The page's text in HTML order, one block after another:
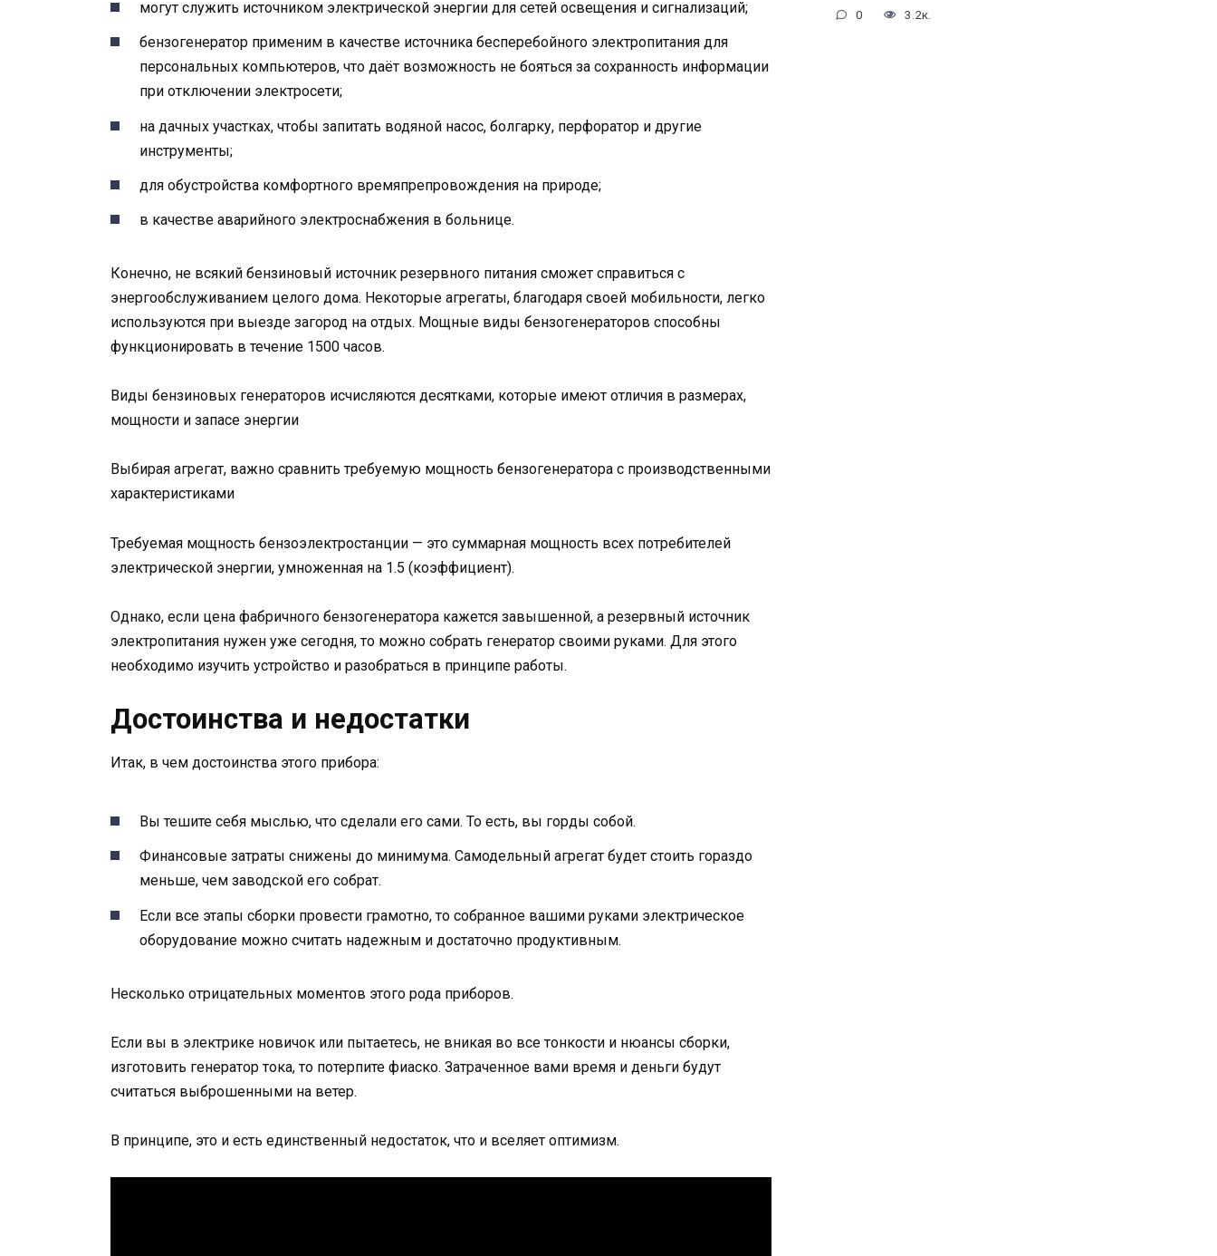
могут служить источником электрической энергии для сетей освещения и сигнализаций;
бензогенератор применим в качестве источника бесперебойного электропитания для
персональных компьютеров, что даёт возможность не бояться за сохранность информации
при отключении электросети;
на дачных участках, чтобы запитать водяной насос, болгарку, перфоратор и другие
инструменты;
для обустройства комфортного времяпрепровождения на природе;
в качестве аварийного электроснабжения в больнице.
Конечно, не всякий бензиновый источник резервного питания сможет справиться с
энергообслуживанием целого дома. Некоторые агрегаты, благодаря своей мобильности, легко
используются при выезде загород на отдых. Мощные виды бензогенераторов способны
функционировать в течение 1500 часов.
Виды бензиновых генераторов исчисляются десятками, которые имеют отличия в размерах,
мощности и запасе энергии
Выбирая агрегат, важно сравнить требуемую мощность бензогенератора с производственными
характеристиками
Требуемая мощность бензоэлектростанции — это суммарная мощность всех потребителей
электрической энергии, умноженная на 1.5 (коэффициент).
Однако, если цена фабричного бензогенератора кажется завышенной, а резервный источник
электропитания нужен уже сегодня, то можно собрать генератор своими руками. Для этого
необходимо изучить устройство и разобраться в принципе работы.
Достоинства и недостатки
Итак, в чем достоинства этого прибора:
Вы тешите себя мыслью, что сделали его сами. То есть, вы горды собой.
Финансовые затраты снижены до минимума. Самодельный агрегат будет стоить гораздо
меньше, чем заводской его собрат.
Если все этапы сборки провести грамотно, то собранное вашими руками электрическое
оборудование можно считать надежным и достаточно продуктивным.
Несколько отрицательных моментов этого рода приборов.
Если вы в электрике новичок или пытаетесь, не вникая во все тонкости и нюансы сборки,
изготовить генератор тока, то потерпите фиаско. Затраченное вами время и деньги будут
считаться выброшенными на ветер.
В принципе, это и есть единственный недостаток, что и вселяет оптимизм.
0 3.2к.